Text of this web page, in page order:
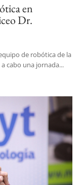
en
Dr.
de robótica de la
cabo una jornada...